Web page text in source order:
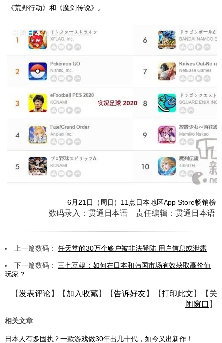
《荒野行动》和《魔剑传说》。
6月21日（周日）11点日本地区App Store畅销榜
数码录入：贯通日本语 责任编辑：贯通日本语
上一篇数码： 任天堂的30万个账户被非法登陆 用户信息或泄露
下一篇数码： 三七互娱：如何在日本和韩国市场有效获取高价值
玩家？
【 发表评论】【 加入收藏】【告诉好友】【打印此文 】【 关
闭窗口 】
相关文章
日本人有多固执？一款游戏做30年出几十代，如今又出新作！